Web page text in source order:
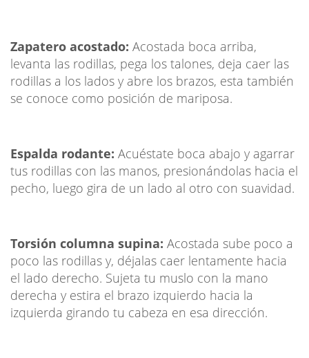
Zapatero acostado: Acostada boca arriba,
levanta las rodillas, pega los talones, deja caer las
rodillas a los lados y abre los brazos, esta también
se conoce como posición de mariposa.
Espalda rodante: Acuéstate boca abajo y agarrar
tus rodillas con las manos, presionándolas hacia el
pecho, luego gira de un lado al otro con suavidad.
Torsión columna supina: Acostada sube poco a
poco las rodillas y, déjalas caer lentamente hacia
el lado derecho. Sujeta tu muslo con la mano
derecha y estira el brazo izquierdo hacia la
izquierda girando tu cabeza en esa dirección.